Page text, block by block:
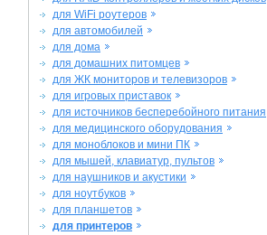
для WiFi роутеров
для автомобилей
для дома
для домашних питомцев
для ЖК мониторов и телевизоров
для игровых приставок
для источников бесперебойного питания
для медицинского оборудования
для моноблоков и мини ПК
для мышей, клавиатур, пультов
для наушников и акустики
для ноутбуков
для планшетов
для принтеров